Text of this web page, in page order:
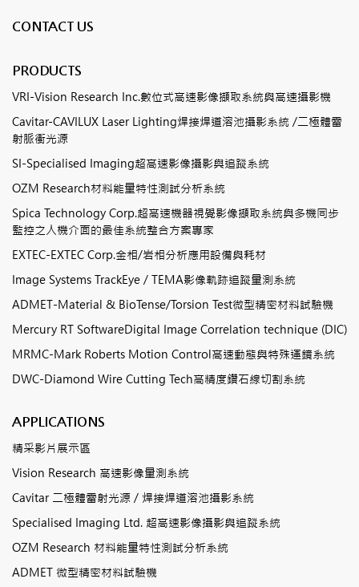
CONTACT US
PRODUCTS
VRI-Vision Research Inc.數位式高速影像擷取系統與高速攝影機
Cavitar-CAVILUX Laser Lighting焊接焊道溶池攝影系統 /二極體雷
射脈衝光源
SI-Specialised Imaging超高速影像攝影與追蹤系統
OZM Research材料能量特性測試分析系統
Spica Technology Corp.超高速機器視覺影像擷取系統與多機同步
監控之人機介面的最佳系統整合方案專家
EXTEC-EXTEC Corp.金相/岩相分析應用設備與耗材
Image Systems TrackEye / TEMA影像軌跡追蹤量測系統
ADMET-Material & BioTense/Torsion Test微型精密材料試驗機
Mercury RT SoftwareDigital Image Correlation technique (DIC)
MRMC-Mark Roberts Motion Control高速動態與特殊運鏡系統
DWC-Diamond Wire Cutting Tech高精度鑽石線切割系統
APPLICATIONS
精采影片展示區
Vision Research 高速影像量測系統
Cavitar 二極體雷射光源 / 焊接焊道溶池攝影系統
Specialised Imaging Ltd. 超高速影像攝影與追蹤系統
OZM Research 材料能量特性測試分析系統
ADMET 微型精密材料試驗機